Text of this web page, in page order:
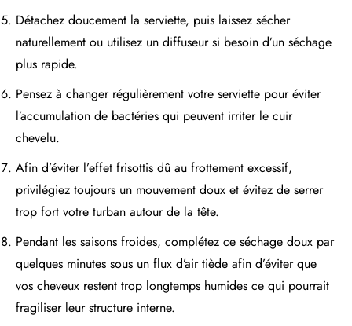
Détachez doucement la serviette, puis laissez sécher
naturellement ou utilisez un diffuseur si besoin d’un séchage
plus rapide.
Pensez à changer régulièrement votre serviette pour éviter
l’accumulation de bactéries qui peuvent irriter le cuir
chevelu.
Afin d’éviter l’effet frisottis dû au frottement excessif,
privilégiez toujours un mouvement doux et évitez de serrer
trop fort votre turban autour de la tête.
Pendant les saisons froides, complétez ce séchage doux par
quelques minutes sous un flux d’air tiède afin d’éviter que
vos cheveux restent trop longtemps humides ce qui pourrait
fragiliser leur structure interne.